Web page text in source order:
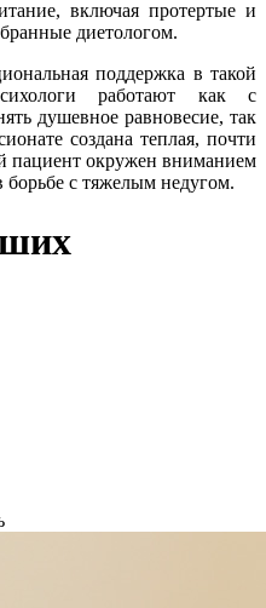
включая протертые и
диетологом.
поддержка в такой
работают как с
душевное равновесие, так
создана теплая, почти
пациент окружен вниманием
борьбе с тяжелым недугом.